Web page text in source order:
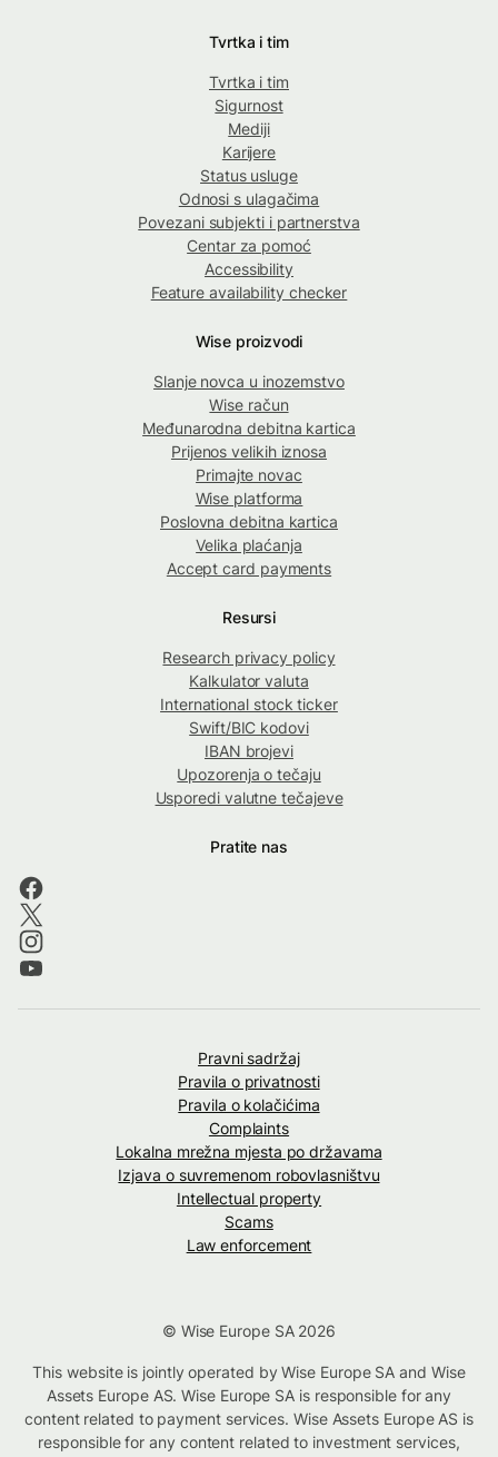
Tvrtka i tim
Tvrtka i tim
Sigurnost
Mediji
Karijere
Status usluge
Odnosi s ulagačima
Povezani subjekti i partnerstva
Centar za pomoć
Accessibility
Feature availability checker
Wise proizvodi
Slanje novca u inozemstvo
Wise račun
Međunarodna debitna kartica
Prijenos velikih iznosa
Primajte novac
Wise platforma
Poslovna debitna kartica
Velika plaćanja
Accept card payments
Resursi
Research privacy policy
Kalkulator valuta
International stock ticker
Swift/BIC kodovi
IBAN brojevi
Upozorenja o tečaju
Usporedi valutne tečajeve
Pratite nas
Pravni sadržaj
Pravila o privatnosti
Pravila o kolačićima
Complaints
Lokalna mrežna mjesta po državama
Izjava o suvremenom robovlasništvu
Intellectual property
Scams
Law enforcement
© Wise Europe SA 2026
This website is jointly operated by Wise Europe SA and Wise
Assets Europe AS. Wise Europe SA is responsible for any
content related to payment services. Wise Assets Europe AS is
responsible for any content related to investment services,